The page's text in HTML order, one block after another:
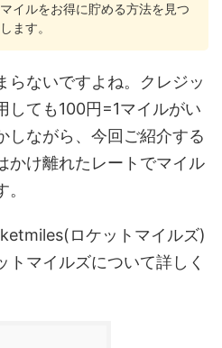
イルをお得に貯める方法を見つ
ます。
らないですよね。クレジッ
しても100円=1マイルがい
しながら、今回ご紹介する
かけ離れたレートでマイル
ロケットマイルズ)
トマイルズについて詳しく